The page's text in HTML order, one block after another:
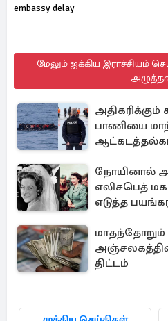
embassy delay
மேலும் ஐக்கிய இராச்சியம்
அதிகரிக்கும்
பாணியை
நோயினால்
எலிசபெத்
எடுத்த பயங்கர
மாதந்தோறும்
அஞ்சலகத்தின்
திட்டம்